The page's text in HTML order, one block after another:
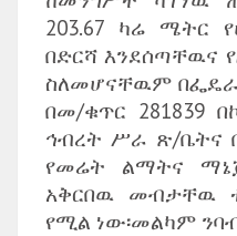
203.67 ካሬ ሜትር
በድርሻ እንደሰጣቸዉና
ስለመሆናቸዉም
በመ/ቁጥር 281839
ኅብረት ሥራ ጽ/ቤትና
የመሬት ልማትና
አቅርበዉ መብታቸዉ
የሚል ነው፡መልካም